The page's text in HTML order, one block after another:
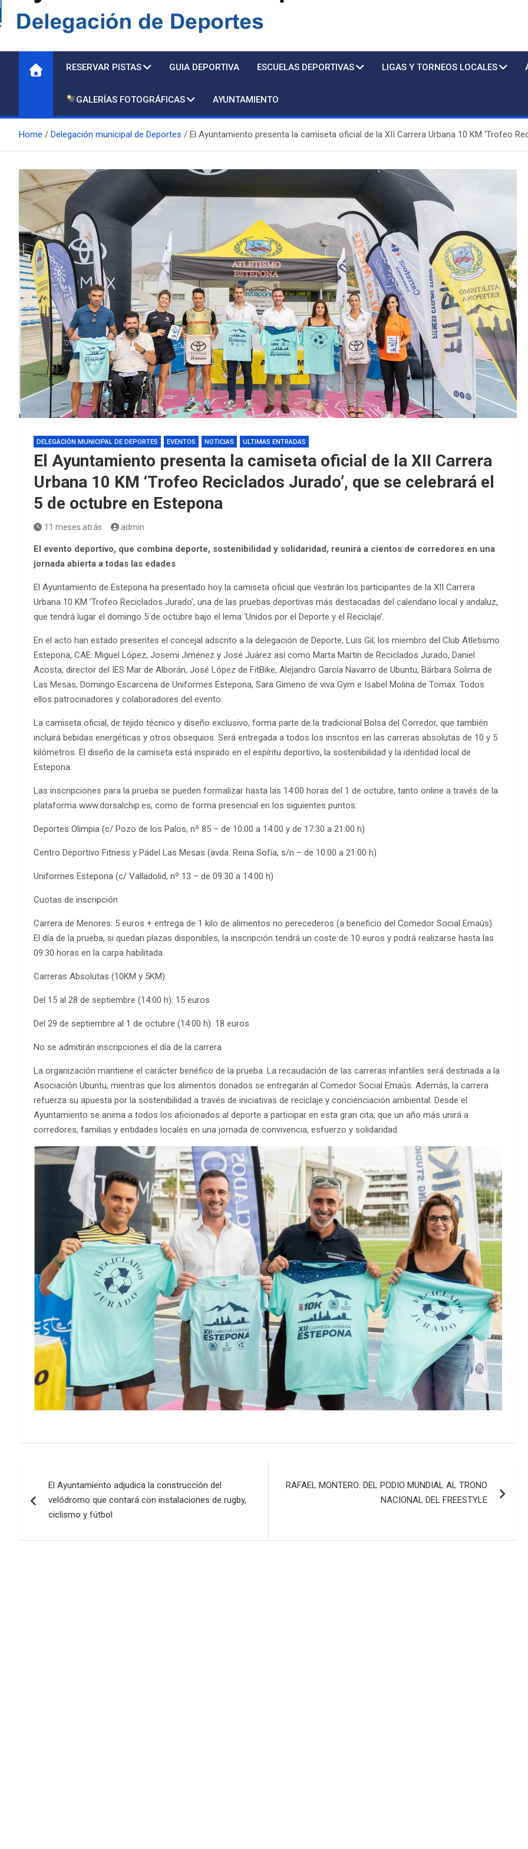
Delegación de Deportes
RESERVAR PISTAS GUIA DEPORTIVA ESCUELAS DEPORTIVAS LIGAS Y TORNEOS LOCALES
GALERÍAS FOTOGRÁFICAS AYUNTAMIENTO
Home Delegación municipal de Deportes El Ayuntamiento presenta la camiseta oficial de la XII Carrera Urbana 10 KM ‘Trofeo
DELEGACIÓN MUNICIPAL DE DEPORTES EVENTOS NOTICIAS ULTIMAS ENTRADAS
El Ayuntamiento presenta la camiseta oficial de la XII Carrera
Urbana 10 KM ‘Trofeo Reciclados Jurado’, que se celebrará el
5 de octubre en Estepona
11 meses atrás admin
El evento deportivo, que combina deporte, sostenibilidad y solidaridad, reunirá a cientos de corredores en una
jornada abierta a todas las edades
El Ayuntamiento de Estepona ha presentado hoy la camiseta oficial que vestirán los participantes de la XII Carrera
Urbana 10 KM ‘Trofeo Reciclados Jurado’, una de las pruebas deportivas más destacadas del calendario local y andaluz,
que tendrá lugar el domingo 5 de octubre bajo el lema ‘Unidos por el Deporte y el Reciclaje’.
En el acto han estado presentes el concejal adscrito a la delegación de Deporte, Luis Gil; los miembro del Club Atletismo
Estepona, CAE: Miguel López, Josemi Jiménez y José Juárez así como Marta Martín de Reciclados Jurado, Daniel
Acosta, director del IES Mar de Alborán, José López de FitBike, Alejandro García Navarro de Ubuntu, Bárbara Solima de
Las Mesas, Domingo Escarcena de Uniformes Estepona, Sara Gimeno de viva Gym e Isabel Molina de Tomax. Todos
ellos patrocinadores y colaboradores del evento.
La camiseta oficial, de tejido técnico y diseño exclusivo, forma parte de la tradicional Bolsa del Corredor, que también
incluirá bebidas energéticas y otros obsequios. Será entregada a todos los inscritos en las carreras absolutas de 10 y 5
kilómetros. El diseño de la camiseta está inspirado en el espíritu deportivo, la sostenibilidad y la identidad local de
Estepona.
Las inscripciones para la prueba se pueden formalizar hasta las 14:00 horas del 1 de octubre, tanto online a través de la
plataforma www.dorsalchip.es, como de forma presencial en los siguientes puntos:
Deportes Olimpia (c/ Pozo de los Palos, nº 85 – de 10:00 a 14:00 y de 17:30 a 21:00 h)
Centro Deportivo Fitness y Pádel Las Mesas (avda. Reina Sofía, s/n – de 10:00 a 21:00 h)
Uniformes Estepona (c/ Valladolid, nº 13 – de 09:30 a 14:00 h)
Cuotas de inscripción
Carrera de Menores: 5 euros + entrega de 1 kilo de alimentos no perecederos (a beneficio del Comedor Social Emaús).
El día de la prueba, si quedan plazas disponibles, la inscripción tendrá un coste de 10 euros y podrá realizarse hasta las
09:30 horas en la carpa habilitada.
Carreras Absolutas (10KM y 5KM):
Del 15 al 28 de septiembre (14:00 h): 15 euros
Del 29 de septiembre al 1 de octubre (14:00 h): 18 euros
No se admitirán inscripciones el día de la carrera
La organización mantiene el carácter benéfico de la prueba. La recaudación de las carreras infantiles será destinada a la
Asociación Ubuntu, mientras que los alimentos donados se entregarán al Comedor Social Emaús. Además, la carrera
refuerza su apuesta por la sostenibilidad a través de iniciativas de reciclaje y concienciación ambiental. Desde el
Ayuntamiento se anima a todos los aficionados al deporte a participar en esta gran cita, que un año más unirá a
corredores, familias y entidades locales en una jornada de convivencia, esfuerzo y solidaridad.
de
entradas
El Ayuntamiento adjudica la construcción del
velódromo que contará con instalaciones de rugby,
ciclismo y fútbol
RAFAEL MONTERO: DEL PODIO MUNDIAL AL TRONO
NACIONAL DEL FREESTYLE
EDM 26-
EDM 26-